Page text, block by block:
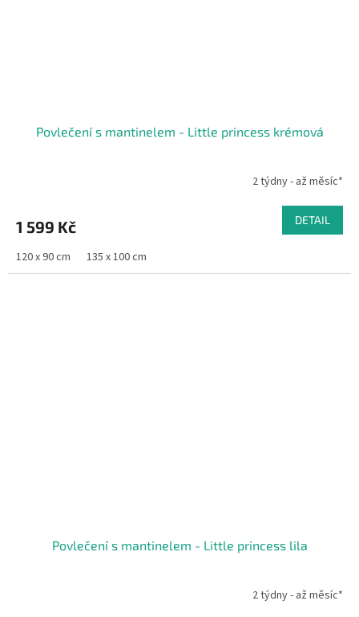
Povlečení s mantinelem - Little princess krémová
2 týdny - až měsíc*
1 599 Kč DETAIL
120 x 90 cm 135 x 100 cm
Povlečení s mantinelem - Little princess lila
2 týdny - až měsíc*